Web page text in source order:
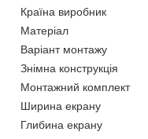
Країна виробник
Матеріал
Варіант монтажу
Знімна конструкція
Монтажний комплект
Ширина екрану
Глибина екрану